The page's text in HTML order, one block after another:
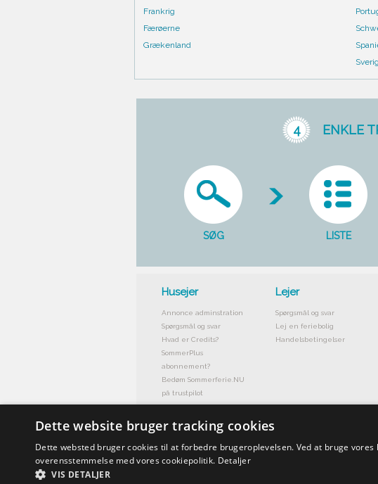
Frankrig
Færøerne
Grækenland
4 ENKLE
SØG LISTE
Husejer
Annonce adminstration
Spørgsmål og svar
Hvad er Credits?
SommerPlus
abonnement?
Bedøm Sommerferie.NU
på trustpilot
Lejer
Spørgsmål og svar
Lej en feriebolig
Handelsbetingelser
Dette website bruger tracking cookies
Dette websted bruger cookies til at forbedre brugeroplevelsen. Ved at bruge
overensstemmelse med vores cookiepolitik. Detaljer
VIS DETALJER